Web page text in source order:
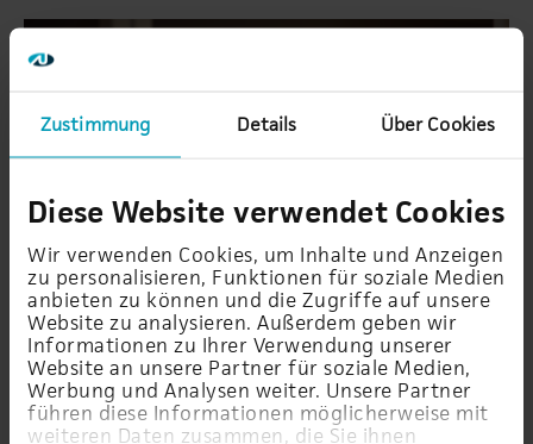
Zustimmung Details Über Cookies
Diese Website verwendet Cookies
Wir verwenden Cookies, um Inhalte und Anzeigen
zu personalisieren, Funktionen für soziale Medien
anbieten zu können und die Zugriffe auf unsere
Website zu analysieren. Außerdem geben wir
Informationen zu Ihrer Verwendung unserer
Website an unsere Partner für soziale Medien,
Werbung und Analysen weiter. Unsere Partner
führen diese Informationen möglicherweise mit
weiteren Daten zusammen, die Sie ihnen